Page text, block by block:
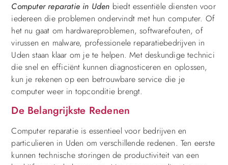
Computer reparatie in Uden biedt essentiële diensten voor
iedereen die problemen ondervindt met hun computer. Of
het nu gaat om hardwareproblemen, softwarefouten, of
virussen en malware, professionele reparatiebedrijven in
Uden staan klaar om je te helpen. Met deskundige technici
die snel en efficiënt kunnen diagnosticeren en oplossen,
kun je rekenen op een betrouwbare service die je
computer weer in topconditie brengt.
De Belangrijkste Redenen
Computer reparatie is essentieel voor bedrijven en
particulieren in Uden om verschillende redenen. Ten eerste
kunnen technische storingen de productiviteit van een